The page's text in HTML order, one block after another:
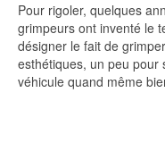
Pour rigoler, quelques
grimpeurs ont inventé le
désigner le fait de
esthétiques, un peu pour
véhicule quand même